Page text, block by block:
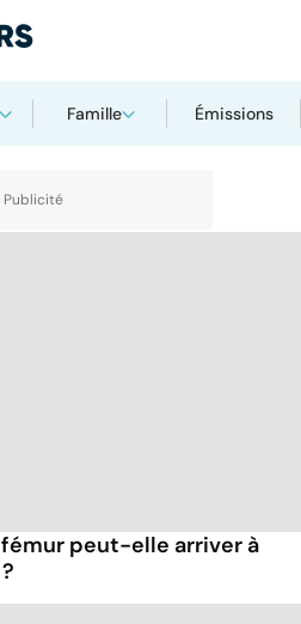
Famille Émissions
peut-elle arriver à